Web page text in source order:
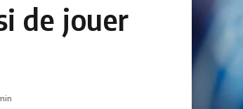
de jouer